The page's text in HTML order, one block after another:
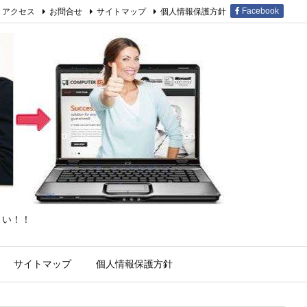
！！
サイトマップ 個人情報保護方針
アクセス お問合せ サイトマップ 個人情報保護方針 Facebook